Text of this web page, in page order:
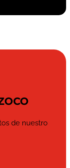
de nuestro